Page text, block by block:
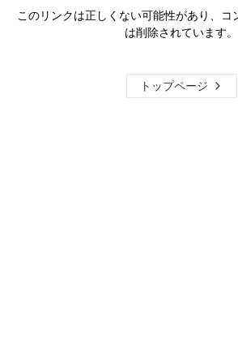
このリンクは正しくない可能性があり、コ
は削除されています。
トップページ